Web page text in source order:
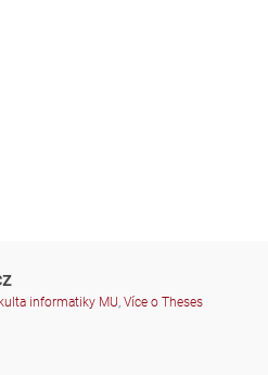
informatiky MU, Více o Theses